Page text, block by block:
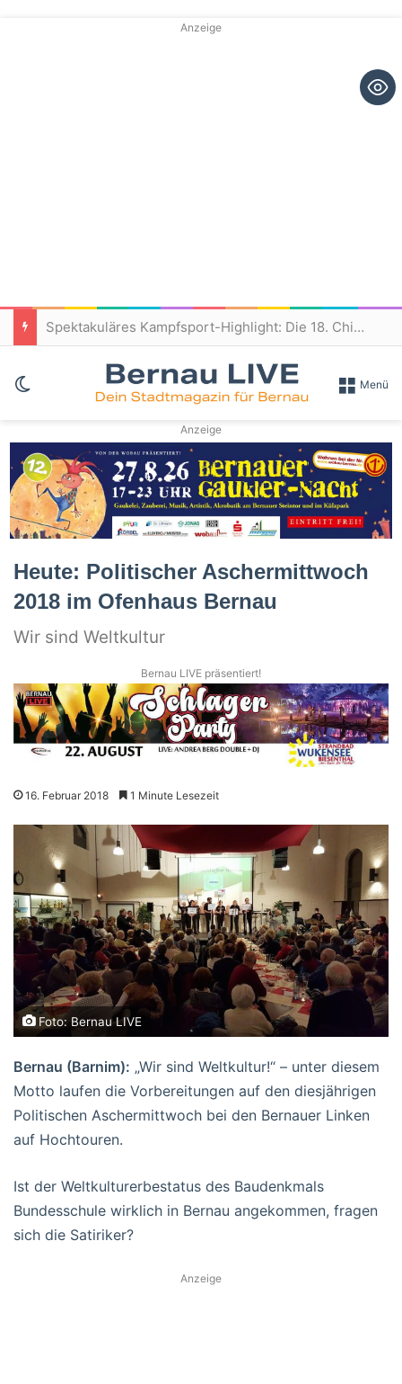
Anzeige
Spektakuläres Kampfsport-Highlight: Die 18. Chin Woo Weltmeisterschaft begeistert Bernau
Skin umschalten Menü
Anzeige
Heute: Politischer Aschermittwoch
2018 im Ofenhaus Bernau
Wir sind Weltkultur
Bernau LIVE präsentiert!
16. Februar 2018 1 Minute Lesezeit
Foto: Bernau LIVE
Bernau (Barnim): „Wir sind Weltkultur!“ – unter diesem
Motto laufen die Vorbereitungen auf den diesjährigen
Politischen Aschermittwoch bei den Bernauer Linken
auf Hochtouren.
Ist der Weltkulturerbestatus des Baudenkmals
Bundesschule wirklich in Bernau angekommen, fragen
sich die Satiriker?
Anzeige